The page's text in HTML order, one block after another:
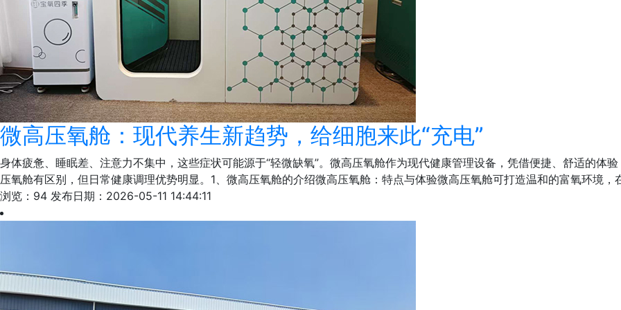
微高压氧舱：现代养生新趋势，给细胞来此“充电”
身体疲惫、睡眠差、注意力不集中，这些症状可能源于“轻微缺氧”。微高压氧舱作为现代健康管理设备，凭借便捷、舒适的体
压氧舱有区别，但日常健康调理优势明显。1、微高压氧舱的介绍微高压氧舱：特点与体验微高压氧舱可打造温和的富氧环境，
浏览：94 发布日期：2026-05-11 14:44:11